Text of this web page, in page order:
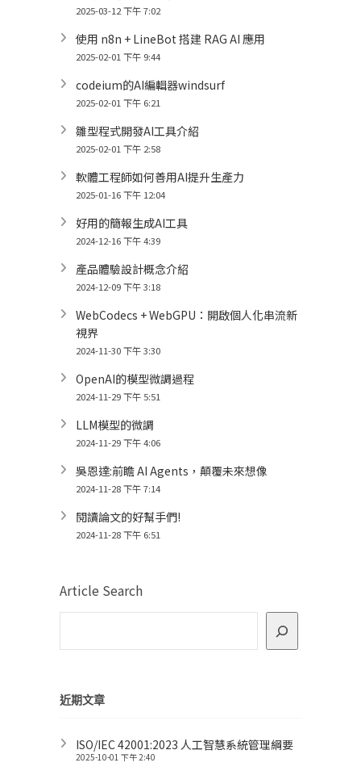
2025-03-12 下午 7:02
使用 n8n + LineBot 搭建 RAG AI 應用
2025-02-01 下午 9:44
codeium的AI編輯器windsurf
2025-02-01 下午 6:21
雛型程式開發AI工具介紹
2025-02-01 下午 2:58
軟體工程師如何善用AI提升生產力
2025-01-16 下午 12:04
好用的簡報生成AI工具
2024-12-16 下午 4:39
產品體驗設計概念介紹
2024-12-09 下午 3:18
WebCodecs + WebGPU：開啟個人化串流新
視界
2024-11-30 下午 3:30
OpenAI的模型微調過程
2024-11-29 下午 5:51
LLM模型的微調
2024-11-29 下午 4:06
吳恩達:前瞻 AI Agents，顛覆未來想像
2024-11-28 下午 7:14
閱讀論文的好幫手們!
2024-11-28 下午 6:51
Article Search
近期文章
ISO/IEC 42001:2023 人工智慧系統管理綱要
2025-10-01 下午 2:40